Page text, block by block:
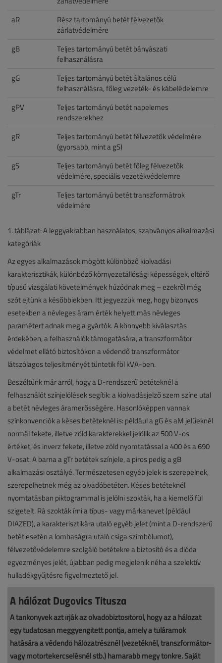
aR
Rész tartományú betét félvezetők
zárlatvédelmére
gB
Teljes tartományú betét bányászati
felhasználásra
gG
Teljes tartományú betét általános célú
felhasználásra, főleg vezeték- és kábelédelemre
gPV
Teljes tartományú betét napelemes
rendszerekhez
gR
Teljes tartományú betét félvezetők védelmére
(gyorsabb, mint a gS)
gS
Teljes tartományú betét főleg félvezetők
védelmére, speciális vezetékvédelemre
gTr
Teljes tartományú betét transzformátrok
védelmére
1. táblázat: A leggyakrabban használatos, szabványos alkalmazási
kategóriák
Az egyes alkalmazások mögött különböző kiolvadási
karakterisztikák, különböző környezetállósági képességek, eltérő
típusú vizsgálati követelmények húzódnak meg – ezekről még
szót ejtünk a későbbiekben. Itt jegyezzük meg, hogy bizonyos
esetekben a névleges áram érték helyett más névleges
paramétert adnak meg a gyártók. A könnyebb kiválasztás
érdekében, a felhasználók támogatására, a transzformátor
védelmet ellátó biztosítókon a védendő transzformátor
látszólagos teljesítményét tüntetik föl kVA-ben.
Beszéltünk már arról, hogy a D-rendszerű betéteknél a
felhasználót színjelölések segítik: a kiolvadásjelző szem színe utal
a betét névleges áramerősségére. Hasonlóképpen vannak
színkonvenciók a késes betéteknél is: például a gG és aM jelűeknél
normál fekete, illetve zöld karakterekkel jelölik az 500 V-os
értéket, és inverz fekete, illetve zöld nyomtatással a 400 és a 690
V-osat. A barna a gTr betétek színjele, a piros pedig a gB
alkalmazási osztályé. Természetesen egyéb jelek is szerepelnek,
szerepelhetnek még az olvadóbetéten. Késes betéteknél
nyomtatásban piktogrammal is jelölni szokták, ha a kiemelő fül
szigetelt. Rá szokták írni a típus- vagy márkanevet (például
DIAZED), a karakterisztikára utaló egyéb jelet (mint a D-rendszerű
betét esetén a lomhaságra utaló csiga szimbólumot),
félvezetővédelemre szolgáló betétekre a biztosító és a dióda
egyezményes jelét, újabban pedig megjelenik néha a szelektív
hulladékgyűjtésre figyelmeztető jel.
A hálózat Dugovics Titusza
A tankönyvek azt írják az olvadóbiztosítóról, hogy az a hálózat
egy tudatosan meggyengített pontja, amely a túláramok
hatására a védendő hálózatrésznél (vezetéknél, transzformátor-
vagy motortekercselésnél stb.) hamarabb megy tönkre. Saját